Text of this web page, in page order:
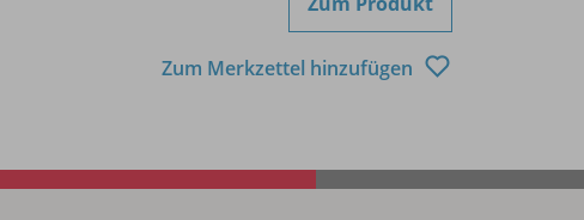
Zum Merkzettel hinzufügen